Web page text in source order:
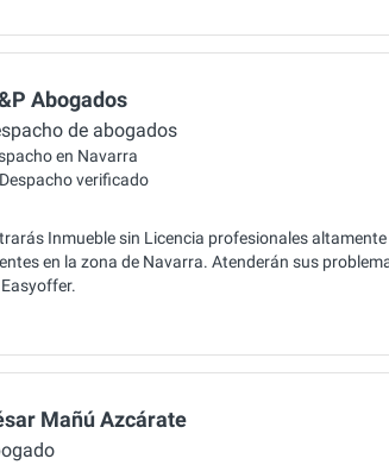
Abogados
de abogados
en Navarra
Despacho verificado
Inmueble sin Licencia profesionales
en la zona de Navarra. Atenderán sus
Mañú Azcárate